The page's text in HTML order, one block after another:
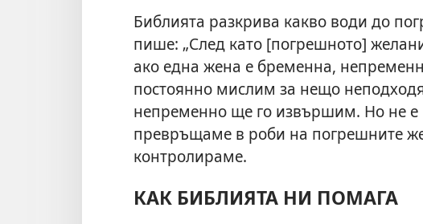
Библията разкрива какво води до
пише: „След като [погрешното]
ако една жена е бременна,
постоянно мислим за нещо
непременно ще го извършим. Но не е
превръщаме в роби на погрешните
контролираме.
КАК БИБЛИЯТА НИ ПОМАГА